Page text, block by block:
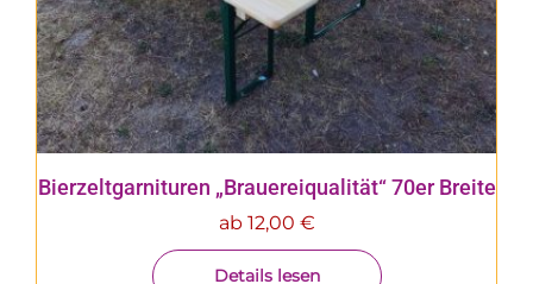
Bierzeltgarnituren „Brauereiqualität“ 70er Breite
ab 12,00 €
Details lesen